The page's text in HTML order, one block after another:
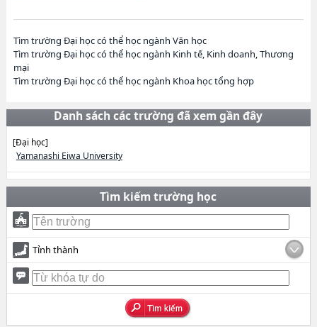
Tìm trường Đại học có thể học ngành Văn học
Tìm trường Đại học có thể học ngành Kinh tế, Kinh doanh, Thương
mại
Tìm trường Đại học có thể học ngành Khoa học tổng hợp
Danh sách các trường đã xem gần đây
[Đại học]
Yamanashi Eiwa University
Tìm kiếm trường học
Tỉnh thành